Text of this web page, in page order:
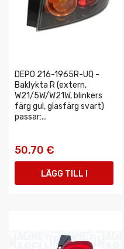
DEPO 216-1965R-UQ -
Baklykta R (extern,
W21/5W/W21W, blinkers
färg gul, glasfärg svart)
passar:...
50,70 €
LÄGG TILL I